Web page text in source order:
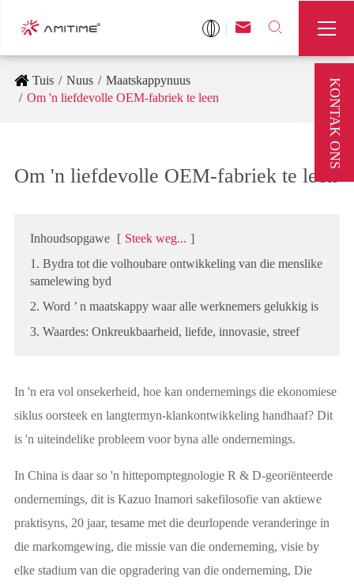
 

Tuis Nuus
Maatskappynuus
Om 'n liefdevolle OEM-fabriek te leen
Om 'n liefdevolle OEM-fabriek te leen
Inhoudsopgawe [ Steek weg... ]
1. Bydra tot die volhoubare ontwikkeling van die menslike
samelewing byd
2. Word ’ n maatskappy waar alle werknemers gelukkig is
3. Waardes: Onkreukbaarheid, liefde, innovasie, streef
In 'n era vol onsekerheid, hoe kan ondernemings die ekonomiese
siklus oorsteek en langtermyn-klankontwikkeling handhaaf? Dit
is 'n uiteindelike probleem voor byna alle ondernemings.
In China is daar so 'n hittepomptegnologie R & D-georiënteerde
ondernemings, dit is Kazuo Inamori sakefilosofie van aktiewe
praktisyns, 20 jaar, tesame met die deurlopende veranderinge in
die markomgewing, die missie van die onderneming, visie by
elke stadium van die opgradering van die onderneming, Die
KONTAK ONS